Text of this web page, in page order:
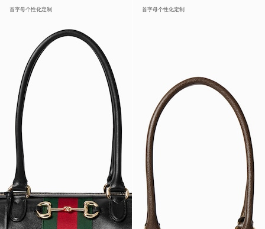
首字母个性化定制 首字母个性化定制